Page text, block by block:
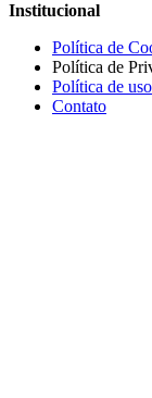
Institucional
Política de
Política de
Política de uso
Contato